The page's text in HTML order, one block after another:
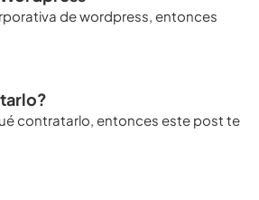
de wordpress, entonces
contratarlo, entonces este post te